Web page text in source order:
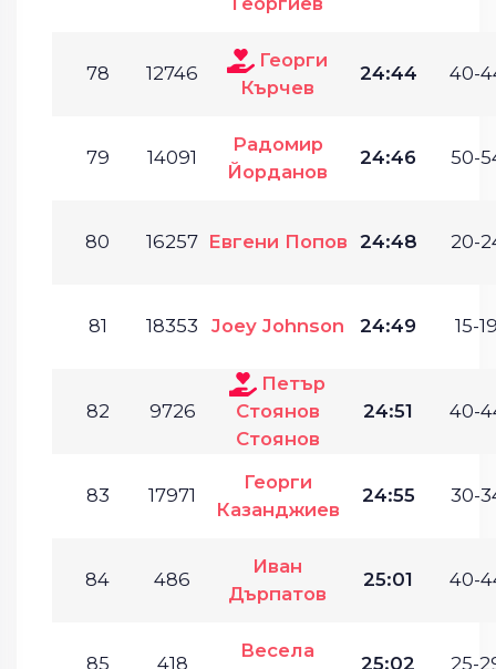
78 12746
Георги
Кърчев
24:44 40-
79 14091
Радомир
Йорданов
24:46 50-
80 16257 Евгени Попов 24:48 20-
81 18353 Joey Johnson 24:49 15-
82 9726
Петър
Стоянов
Стоянов
24:51 40-
83 17971
Георги
Казанджиев
24:55 30-
84 486
Иван
Дърпатов
25:01 40-
85 418
Весела
25:02 25-